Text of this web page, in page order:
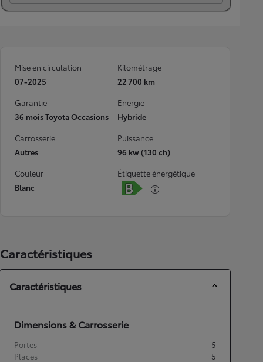
Mise en circulation
07-2025
Kilométrage
22 700 km
Garantie
36 mois Toyota Occasions
Energie
Hybride
Carrosserie
Autres
Puissance
96 kw (130 ch)
Couleur
Blanc
Étiquette énergétique
Caractéristiques
Caractéristiques
Dimensions & Carrosserie
Portes
5
Places
5